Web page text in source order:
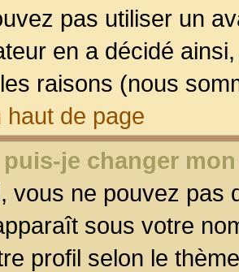
pas utiliser un
en a décidé
raisons (nous
haut de page
je changer
vous ne pouvez pas
sous votre
profil selon le